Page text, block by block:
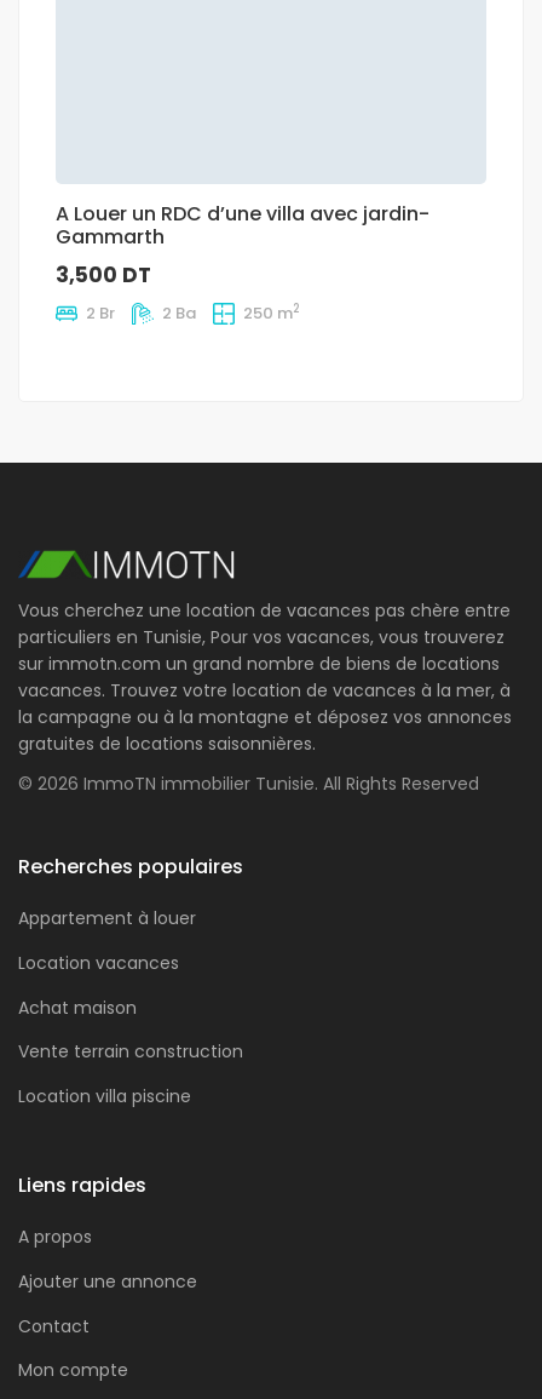
A Louer un RDC d’une villa avec jardin-
Gammarth
3,500 DT
2 Br 2 Ba 250 m2
Vous cherchez une location de vacances pas chère entre
particuliers en Tunisie, Pour vos vacances, vous trouverez
sur immotn.com un grand nombre de biens de locations
vacances. Trouvez votre location de vacances à la mer, à
la campagne ou à la montagne et déposez vos annonces
gratuites de locations saisonnières.
© 2026 ImmoTN immobilier Tunisie. All Rights Reserved
Recherches populaires
Appartement à louer
Location vacances
Achat maison
Vente terrain construction
Location villa piscine
Liens rapides
A propos
Ajouter une annonce
Contact
Mon compte